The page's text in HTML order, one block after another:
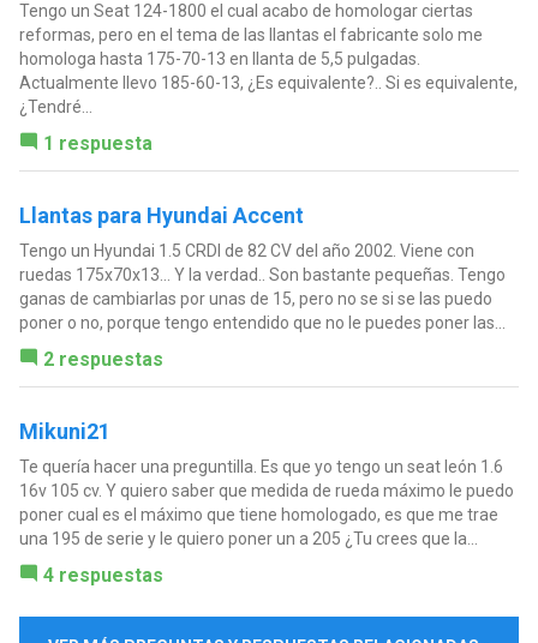
Tengo un Seat 124-1800 el cual acabo de homologar ciertas
reformas, pero en el tema de las llantas el fabricante solo me
homologa hasta 175-70-13 en llanta de 5,5 pulgadas.
Actualmente llevo 185-60-13, ¿Es equivalente?.. Si es equivalente,
¿Tendré...
1 respuesta
Llantas para Hyundai Accent
Tengo un Hyundai 1.5 CRDI de 82 CV del año 2002. Viene con
ruedas 175x70x13... Y la verdad.. Son bastante pequeñas. Tengo
ganas de cambiarlas por unas de 15, pero no se si se las puedo
poner o no, porque tengo entendido que no le puedes poner las...
2 respuestas
Mikuni21
Te quería hacer una preguntilla. Es que yo tengo un seat león 1.6
16v 105 cv. Y quiero saber que medida de rueda máximo le puedo
poner cual es el máximo que tiene homologado, es que me trae
una 195 de serie y le quiero poner un a 205 ¿Tu crees que la...
4 respuestas